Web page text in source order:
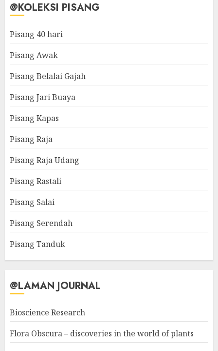
@KOLEKSI PISANG
Pisang 40 hari
Pisang Awak
Pisang Belalai Gajah
Pisang Jari Buaya
Pisang Kapas
Pisang Raja
Pisang Raja Udang
Pisang Rastali
Pisang Salai
Pisang Serendah
Pisang Tanduk
@LAMAN JOURNAL
Bioscience Research
Flora Obscura – discoveries in the world of plants